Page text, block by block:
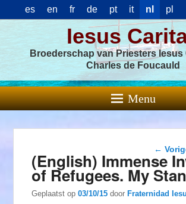
es en fr de pt it nl pl
Iesus
Broederschap van Priesters Iesus
Charles de Foucauld
Menu
←
(English) Immense
of Refugees. My
Geplaatst op03/10/15 doorFraternidad